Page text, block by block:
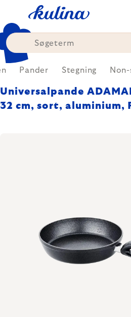
content
Pander Stegning
Universalpande
32 cm, sort, aluminium,